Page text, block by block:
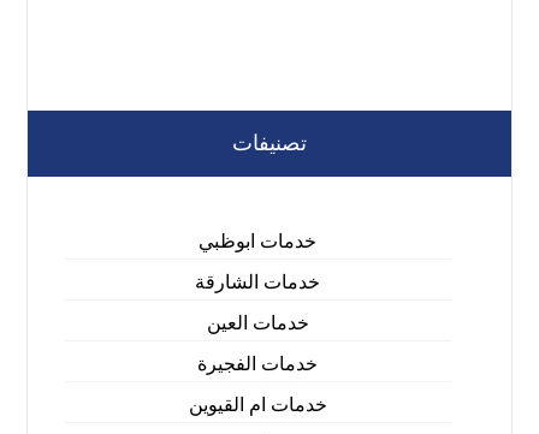
تصنيفات
خدمات ابوظبي
خدمات الشارقة
خدمات العين
خدمات الفجيرة
خدمات ام القيوين